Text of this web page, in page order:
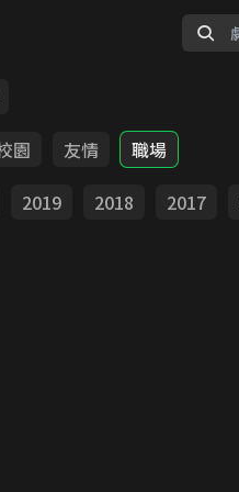
園 友情
職場
2019 2018 2017